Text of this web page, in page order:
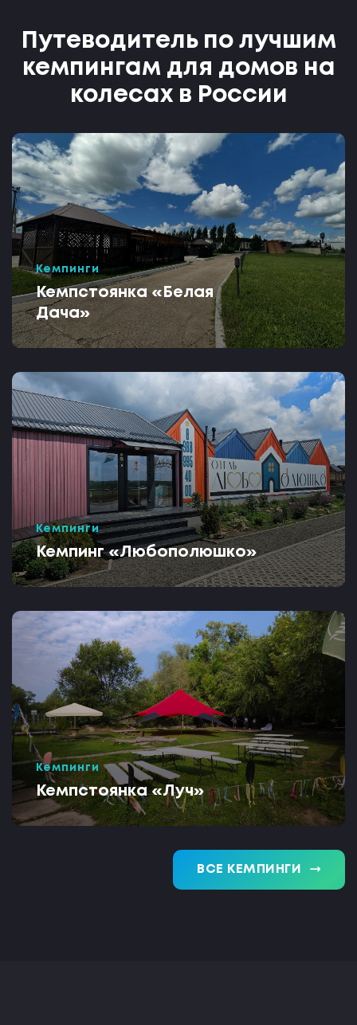
Путеводитель по лучшим
кемпингам для домов на
колесах в России
Кемпинги
Кемпстоянка «Белая
Дача»
Кемпинги
Кемпинг «Любополюшко»
Кемпинги
Кемпстоянка «Луч»
ВСЕ КЕМПИНГИ trending_flat